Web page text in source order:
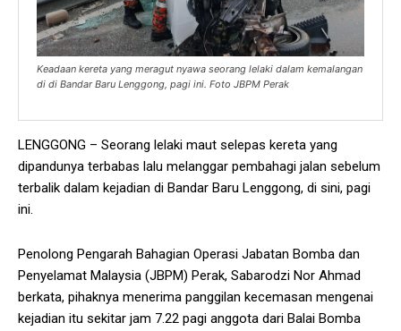
Keadaan kereta yang meragut nyawa seorang lelaki dalam kemalangan
di di Bandar Baru Lenggong, pagi ini. Foto JBPM Perak
LENGGONG – Seorang lelaki maut selepas kereta yang
dipandunya terbabas lalu melanggar pembahagi jalan sebelum
terbalik dalam kejadian di Bandar Baru Lenggong, di sini, pagi
ini.
Penolong Pengarah Bahagian Operasi Jabatan Bomba dan
Penyelamat Malaysia (JBPM) Perak, Sabarodzi Nor Ahmad
berkata, pihaknya menerima panggilan kecemasan mengenai
kejadian itu sekitar jam 7.22 pagi anggota dari Balai Bomba